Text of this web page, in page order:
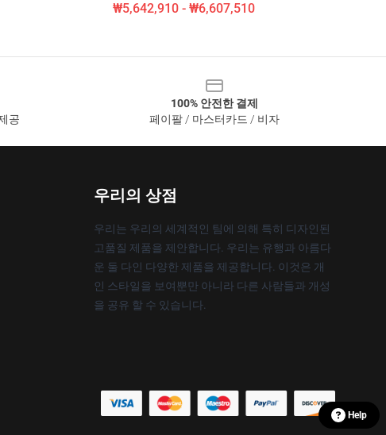
₩5,642,910 - ₩6,607,510
공
100% 안전한 결제
페이팔 / 마스터카드 / 비자
우리의 상점
우리는 우리의 세계적인 팀에 의해 특히 디자인된
고품질 제품을 제안합니다. 우리는 유행과 아름다
운 둘 다인 다양한 제품을 제공합니다. 이것은 개
인 스타일을 보여뿐만 아니라 다른 사람들과 개성
을 공유 할 수 있습니다.
Help